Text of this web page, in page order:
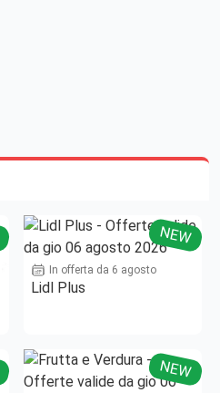
NEW
In offerta da 6 agosto
Lidl Plus
NEW